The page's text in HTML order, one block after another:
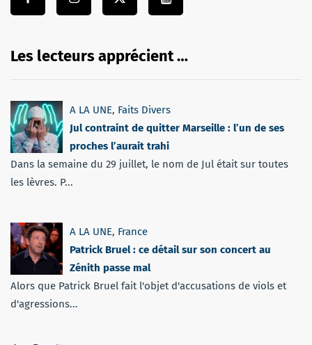
Les lecteurs apprécient …
A LA UNE, Faits Divers
Jul contraint de quitter Marseille : l’un de ses
proches l’aurait trahi
Dans la semaine du 29 juillet, le nom de Jul était sur toutes
les lèvres. P...
A LA UNE, France
Patrick Bruel : ce détail sur son concert au
Zénith passe mal
Alors que Patrick Bruel fait l'objet d'accusations de viols et
d'agressions...